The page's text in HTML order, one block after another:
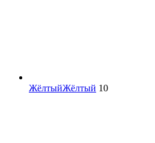
ЖёлтыйЖёлтый 10